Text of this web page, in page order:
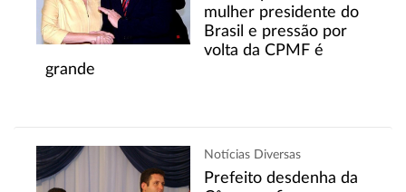
mulher presidente do
Brasil e pressão por
volta da CPMF é
grande
Notícias Diversas
Prefeito desdenha da